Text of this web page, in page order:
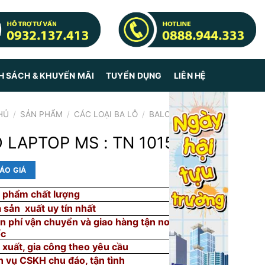
SÁCH & KHUYẾN MÃI TUYỂN DỤNG LIÊN HỆ
/ SẢN PHẨM / CÁC LOẠI BA LÔ / BALO
LAPTOP MS : TN 1015
GIÁ
phẩm chất lượng
sản xuất uy tín nhất
phí vận chuyển và giao hàng tận nơi toàn
xuất, gia công theo yêu cầu
vụ CSKH chu đáo, tận tình